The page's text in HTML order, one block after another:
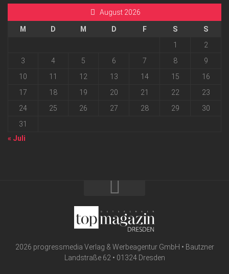
August 2026
M D M D F S
S
1
2
3
4 5 6 7 8
9
10
11 12 13 14 15
16
17
18 19 20 21 22
23
24
25 26 27 28 29
30
31
« Juli
2026 progressmedia Verlag & Werbeagentur GmbH • Bautzner
Landstraße 62 • 01324 Dresden